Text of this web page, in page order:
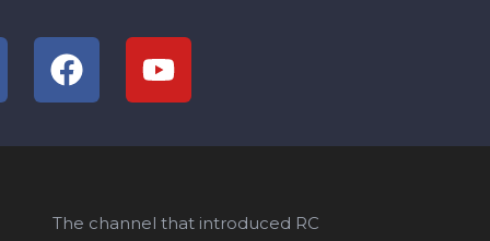
The channel that introduced RC